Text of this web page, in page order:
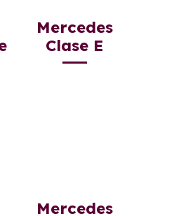
Mercedes
Clase E
Mercedes